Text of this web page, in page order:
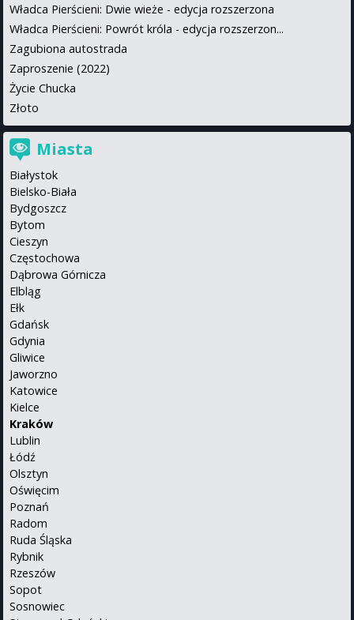
Władca Pierścieni: Dwie wieże - edycja rozszerzona
Władca Pierścieni: Powrót króla - edycja rozszerzon...
Zagubiona autostrada
Zaproszenie (2022)
Życie Chucka
Złoto
Miasta
Białystok
Bielsko-Biała
Bydgoszcz
Bytom
Cieszyn
Częstochowa
Dąbrowa Górnicza
Elbląg
Ełk
Gdańsk
Gdynia
Gliwice
Jaworzno
Katowice
Kielce
Kraków
Lublin
Łódź
Olsztyn
Oświęcim
Poznań
Radom
Ruda Śląska
Rybnik
Rzeszów
Sopot
Sosnowiec